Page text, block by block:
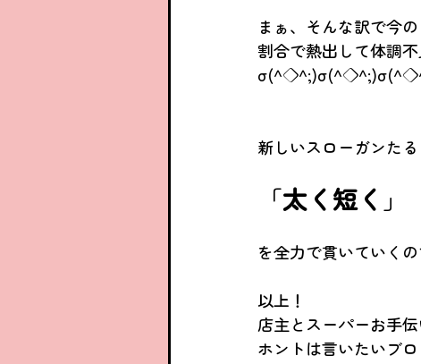
まぁ、そんな訳で今
割合で熱出して体調
新しいスローガンたる
「太く短く 」
を全力で貫いていく
以上！
店主とスーパーお手
ホントは言いたいブ